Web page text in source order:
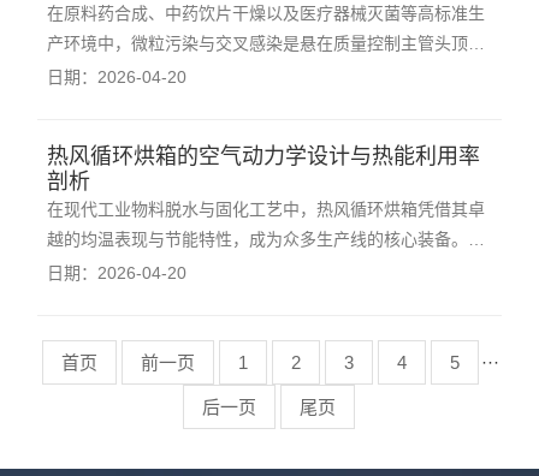
在原料药合成、中药饮片干燥以及医疗器械灭菌等高标准生
产环境中，微粒污染与交叉感染是悬在质量控制主管头顶的
达摩克利斯之剑。因此，引入制药级热风循环烘箱，并确保
烘箱的内外壁及核心承载部件（如烘车、烘盘）
日期：2026-04-20
热风循环烘箱的空气动力学设计与热能利用率
剖析
在现代工业物料脱水与固化工艺中，热风循环烘箱凭借其卓
越的均温表现与节能特性，成为众多生产线的核心装备。深
入剖析其内部的空气动力学运作机制，对于工程采购方评估
下，低噪音耐高温的离心风机将空气强制吸入风
日期：2026-04-20
首页 前一页 1 2 3 4 5 ···
后一页 尾页